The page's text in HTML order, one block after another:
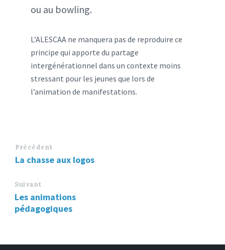
ou au bowling.
L’ALESCAA ne manquera pas de reproduire ce
principe qui apporte du partage
intergénérationnel dans un contexte moins
stressant pour les jeunes que lors de
l’animation de manifestations.
Précèdent
La chasse aux logos
Suivant
Les animations
pédagogiques